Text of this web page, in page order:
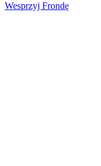
Wesprzyj Frondę